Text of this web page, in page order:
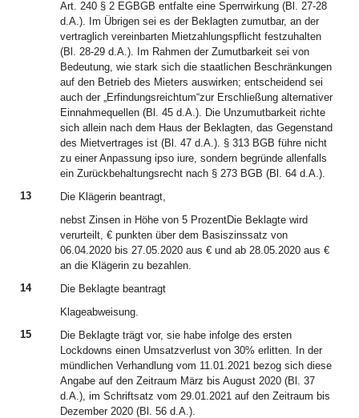
Art. 240 § 2 EGBGB entfalte eine Sperrwirkung (Bl. 27-28
d.A.). Im Übrigen sei es der Beklagten zumutbar, an der
vertraglich vereinbarten Mietzahlungspflicht festzuhalten
(Bl. 28-29 d.A.). Im Rahmen der Zumutbarkeit sei von
Bedeutung, wie stark sich die staatlichen Beschränkungen
auf den Betrieb des Mieters auswirken; entscheidend sei
auch der „Erfindungsreichtum“zur Erschließung alternativer
Einnahmequellen (Bl. 45 d.A.). Die Unzumutbarkeit richte
sich allein nach dem Haus der Beklagten, das Gegenstand
des Mietvertrages ist (Bl. 47 d.A.). § 313 BGB führe nicht
zu einer Anpassung ipso iure, sondern begründe allenfalls
ein Zurückbehaltungsrecht nach § 273 BGB (Bl. 64 d.A.).
13
Die Klägerin beantragt,
nebst Zinsen in Höhe von 5 ProzentDie Beklagte wird
verurteilt, € punkten über dem Basiszinssatz von
06.04.2020 bis 27.05.2020 aus € und ab 28.05.2020 aus €
an die Klägerin zu bezahlen.
14
Die Beklagte beantragt
Klageabweisung.
15
Die Beklagte trägt vor, sie habe infolge des ersten
Lockdowns einen Umsatzverlust von 30% erlitten. In der
mündlichen Verhandlung vom 11.01.2021 bezog sich diese
Angabe auf den Zeitraum März bis August 2020 (Bl. 37
d.A.), im Schriftsatz vom 29.01.2021 auf den Zeitraum bis
Dezember 2020 (Bl. 56 d.A.).